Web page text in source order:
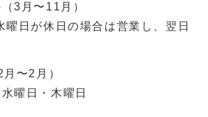
3月〜11月）
曜日が休日の場合は営業し、翌日
〜2月）
曜日・木曜日